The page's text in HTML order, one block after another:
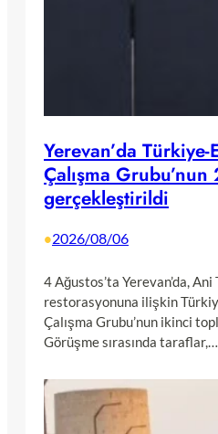
Yerevan’da
Çalışma Grubu’nun
gerçekleştirildi
•2026/08/06
4 Ağustos’ta Yerevan’da,
restorasyonuna ilişkin
Çalışma Grubu’nun ikinci
Görüşme sırasında taraflar,…